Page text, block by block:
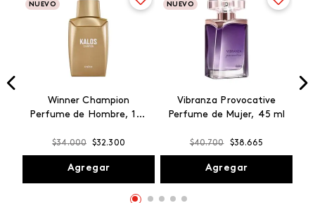
NUEVO
Winner Champion
Perfume de Hombre, 100
$34.000 $32.300
Agregar
NUEVO
Vibranza Provocative
Perfume de Mujer, 45 ml
$40.700 $38.665
Agregar